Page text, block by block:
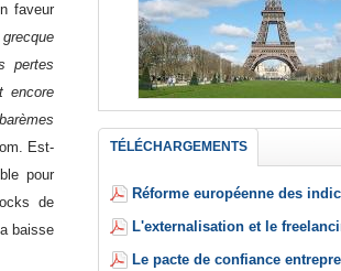
faveur
pertes
encore
Est-
pour
de
baisse
TÉLÉCHARGEMENTS
Réforme européenne des
L'externalisation et le
Le pacte de confiance